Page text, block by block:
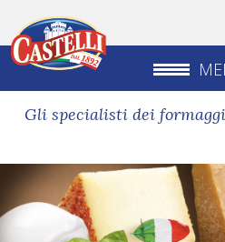
Gli specialisti dei